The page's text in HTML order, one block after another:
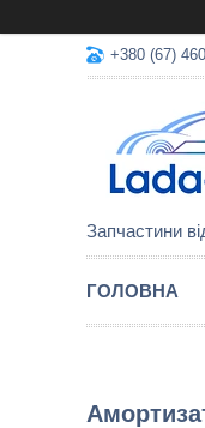
+380 (67)
Запчастини
ГОЛОВНА